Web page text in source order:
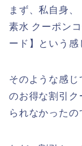
まず、私自身
素水 クーポン
ード】という感
そのような感じ
のお得な割引ク
られなかったの